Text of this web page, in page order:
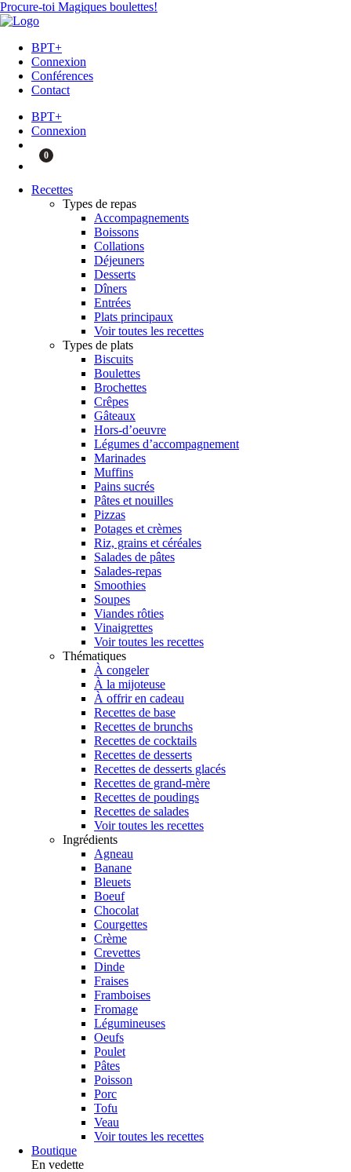
Procure-toi Magiques boulettes!
BPT+
Connexion
Conférences
Contact
BPT+
Connexion
0
Recettes
Types de repas
Accompagnements
Boissons
Collations
Déjeuners
Desserts
Dîners
Entrées
Plats principaux
Voir toutes les recettes
Types de plats
Biscuits
Boulettes
Brochettes
Crêpes
Gâteaux
Hors-d’oeuvre
Légumes d’accompagnement
Marinades
Muffins
Pains sucrés
Pâtes et nouilles
Pizzas
Potages et crèmes
Riz, grains et céréales
Salades de pâtes
Salades-repas
Smoothies
Soupes
Viandes rôties
Vinaigrettes
Voir toutes les recettes
Thématiques
À congeler
À la mijoteuse
À offrir en cadeau
Recettes de base
Recettes de brunchs
Recettes de cocktails
Recettes de desserts
Recettes de desserts glacés
Recettes de grand-mère
Recettes de poudings
Recettes de salades
Voir toutes les recettes
Ingrédients
Agneau
Banane
Bleuets
Boeuf
Chocolat
Courgettes
Crème
Crevettes
Dinde
Fraises
Framboises
Fromage
Légumineuses
Oeufs
Poulet
Pâtes
Poisson
Porc
Tofu
Veau
Voir toutes les recettes
Boutique
En vedette